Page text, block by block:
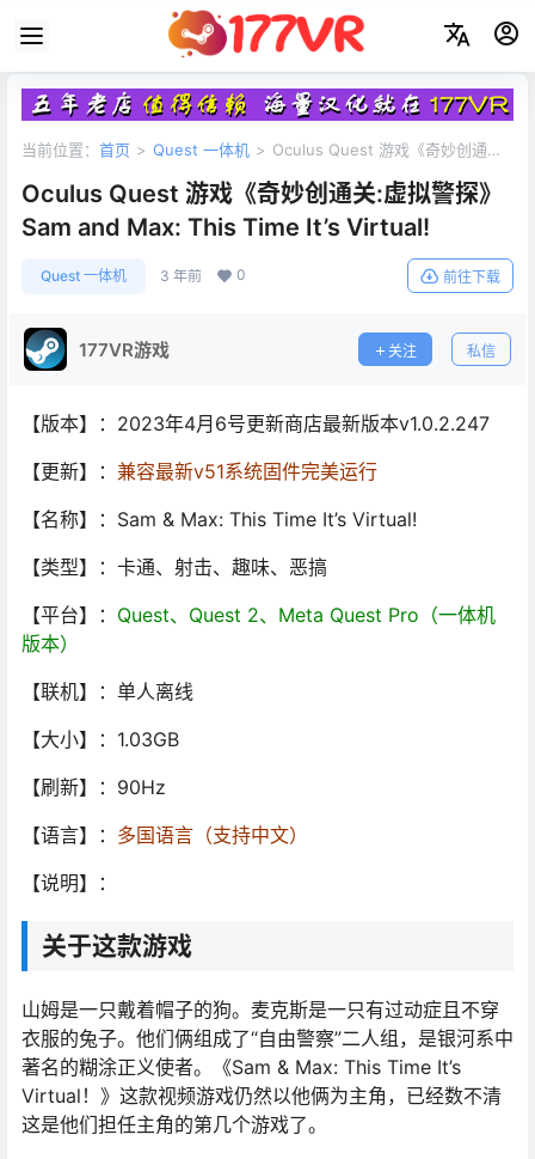
当前位置： 首页 > Quest 一体机 > Oculus Quest 游戏《奇妙创通关:
Oculus Quest 游戏《奇妙创通关:虚拟警探》
Sam and Max: This Time It’s Virtual!
Quest 一体机 3 年前 0 前往下载
177VR游戏 关注 私信
【版本】：2023年4月6号更新商店最新版本v1.0.2.247
【更新】： 兼容最新v51系统固件完美运行
【名称】：Sam & Max: This Time It’s Virtual!
【类型】：卡通、射击、趣味、恶搞
【平台】： Quest、Quest 2、Meta Quest Pro（一体机
版本）
【联机】：单人离线
【大小】：1.03GB
【刷新】：90Hz
【语言】： 多国语言（支持中文）
【说明】：
关于这款游戏
山姆是一只戴着帽子的狗。麦克斯是一只有过动症且不穿
衣服的兔子。他们俩组成了“自由警察”二人组，是银河系中
著名的糊涂正义使者。《Sam & Max: This Time It’s
Virtual！》这款视频游戏仍然以他俩为主角，已经数不清
这是他们担任主角的第几个游戏了。